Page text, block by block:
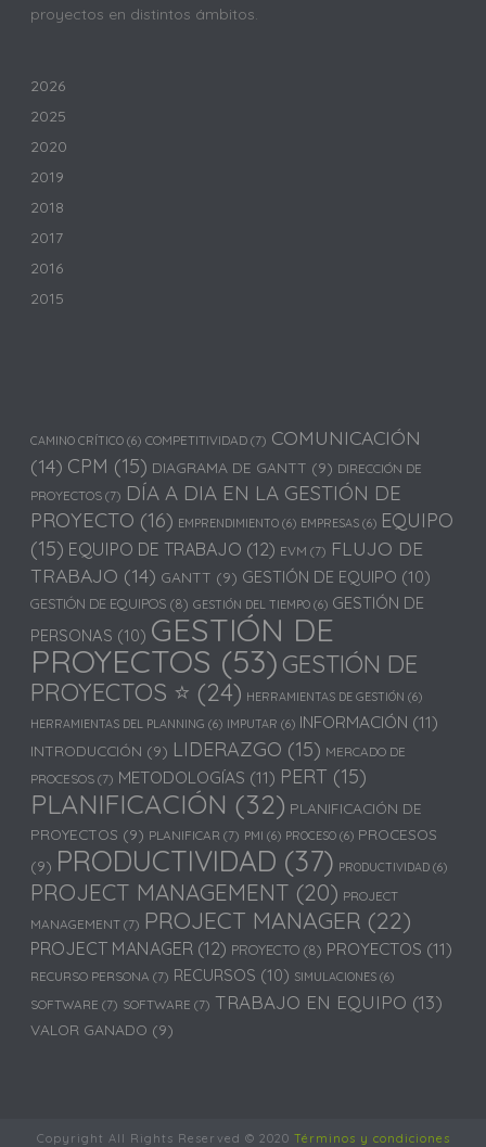
proyectos en distintos ámbitos.
2026
2025
2020
2019
2018
2017
2016
2015
CAMINO CRÍTICO (6) COMPETITIVIDAD (7) COMUNICACIÓN
(14) CPM (15) DIAGRAMA DE GANTT (9) DIRECCIÓN DE
PROYECTOS (7) DÍA A DIA EN LA GESTIÓN DE
PROYECTO (16) EMPRENDIMIENTO (6) EMPRESAS (6) EQUIPO
(15) EQUIPO DE TRABAJO (12) EVM (7) FLUJO DE
TRABAJO (14) GANTT (9) GESTIÓN DE EQUIPO (10)
GESTIÓN DE EQUIPOS (8) GESTIÓN DEL TIEMPO (6) GESTIÓN DE
PERSONAS (10) GESTIÓN DE
PROYECTOS (53) GESTIÓN DE
PROYECTOS ⭐ (24) HERRAMIENTAS DE GESTIÓN (6)
HERRAMIENTAS DEL PLANNING (6) IMPUTAR (6) INFORMACIÓN (11)
INTRODUCCIÓN (9) LIDERAZGO (15) MERCADO DE
PROCESOS (7) METODOLOGÍAS (11) PERT (15)
PLANIFICACIÓN (32) PLANIFICACIÓN DE
PROYECTOS (9) PLANIFICAR (7) PMI (6) PROCESO (6) PROCESOS
(9) PRODUCTIVIDAD (37) PRODUCTIVIDAD (6)
PROJECT MANAGEMENT (20) PROJECT
MANAGEMENT (7) PROJECT MANAGER (22)
PROJECT MANAGER (12) PROYECTO (8) PROYECTOS (11)
RECURSO PERSONA (7) RECURSOS (10) SIMULACIONES (6)
SOFTWARE (7) SOFTWARE (7) TRABAJO EN EQUIPO (13)
VALOR GANADO (9)
Copyright All Rights Reserved © 2020 Términos y condiciones